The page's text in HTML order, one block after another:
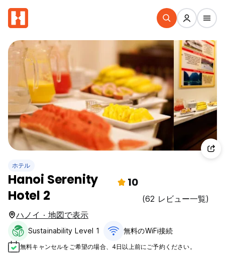
ホテル
Hanoi Serenity
Hotel 2
10
(62 レビュー一覧)
ハノイ · 地図で表示
Sustainability Level 1 無料のWiFi接続
無料キャンセルをご希望の場合、4日以上前にご予約ください。